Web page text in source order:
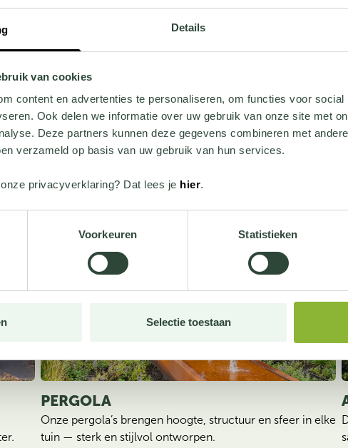
Details
van cookies
content en advertenties te personaliseren, om functies voor
Ook delen we informatie over uw gebruik van onze site met
Deze partners kunnen deze gegevens combineren met
verzameld op basis van uw gebruik van hun services.
privacyverklaring? Dat lees je hier.
Voorkeuren Statistieken
Selectie toestaan
bamboe met een ronde,
buiten.
COVE
Meer informatie
PERGOLA
Onze pergola’s brengen hoogte, structuur en sfeer in elke
tuin — sterk en stijlvol ontworpen.